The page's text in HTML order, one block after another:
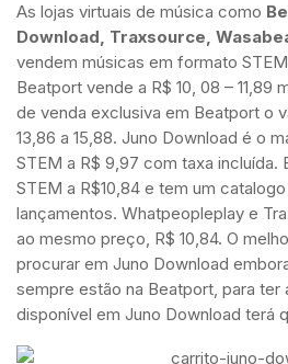
As lojas virtuais de música como
Download, Traxsource,
vendem músicas em formato
Beatport vende a R$ 10, 08 – 11,89
de venda exclusiva em Beatport o
13,86 a 15,88. Juno Download é o
STEM a R$ 9,97 com taxa incluída.
STEM a R$10,84 e tem um
lançamentos. Whatpeopleplay e
ao mesmo preço, R$ 10,84. O
procurar em Juno Download
sempre estão na Beatport, para ter
disponível em Juno Download terá